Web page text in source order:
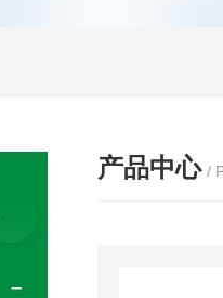
产品中心 /